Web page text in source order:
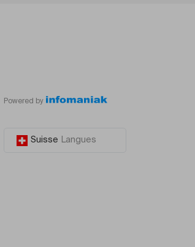
Powered by
Suisse Langues